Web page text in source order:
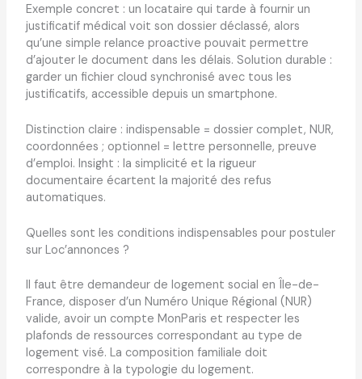
Exemple concret : un locataire qui tarde à fournir un
justificatif médical voit son dossier déclassé, alors
qu’une simple relance proactive pouvait permettre
d’ajouter le document dans les délais. Solution durable :
garder un fichier cloud synchronisé avec tous les
justificatifs, accessible depuis un smartphone.
Distinction claire : indispensable = dossier complet, NUR,
coordonnées ; optionnel = lettre personnelle, preuve
d’emploi. Insight : la simplicité et la rigueur
documentaire écartent la majorité des refus
automatiques.
Quelles sont les conditions indispensables pour postuler
sur Loc’annonces ?
Il faut être demandeur de logement social en Île-de-
France, disposer d’un Numéro Unique Régional (NUR)
valide, avoir un compte MonParis et respecter les
plafonds de ressources correspondant au type de
logement visé. La composition familiale doit
correspondre à la typologie du logement.